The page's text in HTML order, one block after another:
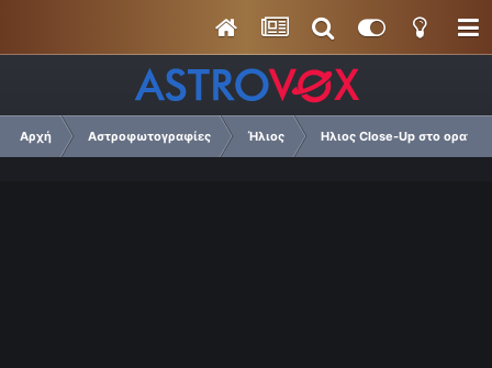
Αρχή Αστροφωτογραφίες Ήλιος Ηλιος Close-Up στο ορατό